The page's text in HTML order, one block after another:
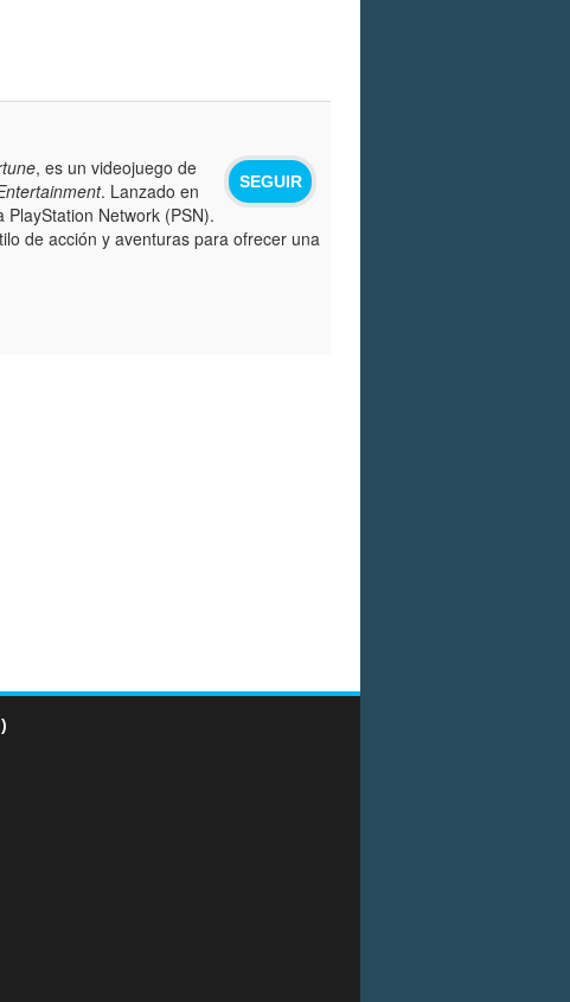
SEGUIR
, es un videojuego de
. Lanzado en
PlayStation Network (PSN).
de acción y aventuras para ofrecer una